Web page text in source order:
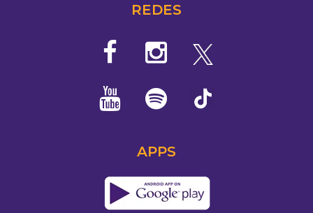
REDES
APPS